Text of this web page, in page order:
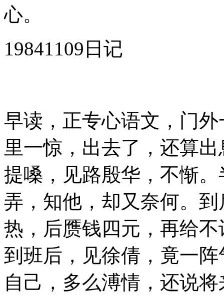
心。
19841109日记
早读，正专心语文，门
里一惊，出去了，还算
提嗓，见路殷华，不惭
弄，知他，却又奈何。
热，后赝钱四元，再给
到班后，见徐倩，竟一
自己，多么溥情，还说